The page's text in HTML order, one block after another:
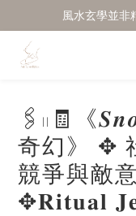
🖇️𓏻🧾《
奇幻》 ✥
競爭與敵
✥𝐑𝐢𝐭𝐮𝐚𝐥
風水玄學並非